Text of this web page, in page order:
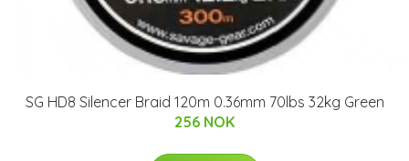
SG HD8 Silencer Braid 120m 0.36mm 70lbs 32kg Green
256 NOK